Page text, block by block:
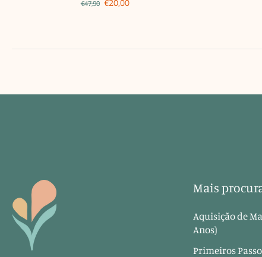
€47,90 €20,00
Mais
Aquisição de
Anos)
Primeiros